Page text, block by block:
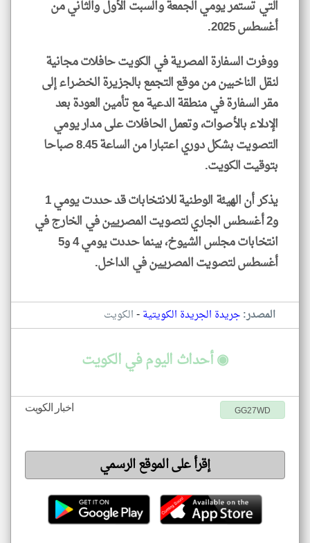
التي تستمر يومي الجمعة والسبت الأول والثاني من
أغسطس 2025.
ووفرت السفارة المصرية في الكويت حافلات مجانية
لنقل الناخبين من موقع التجمع بالجزيرة الخضراء إلى
مقر السفارة في منطقة الدعية مع تأمين العودة بعد
الإدلاء بالأصوات، وتعمل الحافلات على مدار يومي
التصويت بشكل دوري اعتبارا من الساعة 8.45 صباحا
بتوقيت الكويت.
يذكر أن الهيئة الوطنية للانتخابات قد حددت يومي 1
و2 أغسطس الجاري لتصويت المصريين في الخارج في
انتخابات مجلس الشيوخ، بينما حددت يومي 4 و5
أغسطس لتصويت المصريين في الداخل.
المصدر:جريدة الجريدة الكويتية-الكويت
◉ أحداث اليوم في الكويت
اخبار الكويت GG27WD
إقرأ على الموقع الرسمي